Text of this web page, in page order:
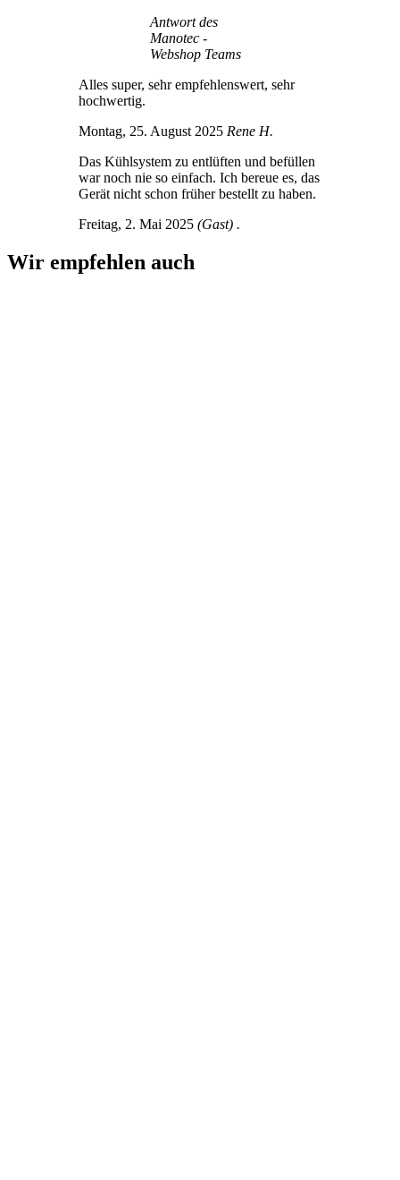
Antwort des
Manotec -
Webshop Teams
Alles super, sehr empfehlenswert, sehr
hochwertig.
Montag, 25. August 2025 Rene H.
Das Kühlsystem zu entlüften und befüllen
war noch nie so einfach. Ich bereue es, das
Gerät nicht schon früher bestellt zu haben.
Freitag, 2. Mai 2025 (Gast) .
Wir empfehlen auch